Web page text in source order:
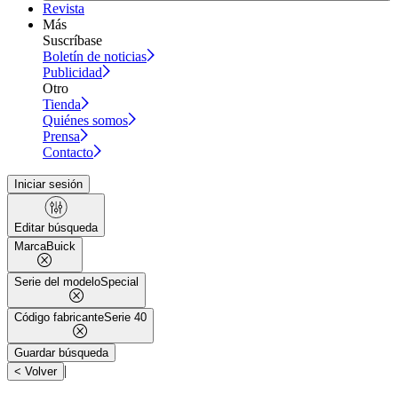
Revista
Más
Suscríbase
Boletín de noticias
Publicidad
Otro
Tienda
Quiénes somos
Prensa
Contacto
Iniciar sesión
Editar búsqueda
MarcaBuick
Serie del modeloSpecial
Código fabricanteSerie 40
Guardar búsqueda
< Volver |